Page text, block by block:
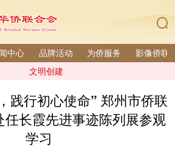
中心 品牌活动 为侨服务 影像侨联
文明创建
践行初心使命” 郑州市侨联
长霞先进事迹陈列展参观
学习